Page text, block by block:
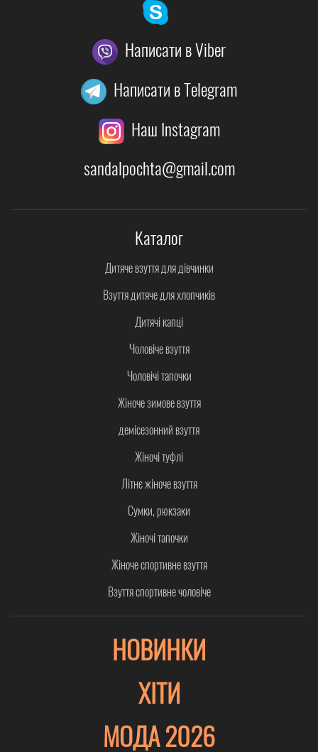
Написати в Viber
Написати в Telegram
Наш Instagram
sandalpochta@gmail.com
Каталог
Дитяче взуття для дівчинки
Взуття дитяче для хлопчиків
Дитячі капці
Чоловіче взуття
Чоловічі тапочки
Жіноче зимове взуття
демісезонний взуття
Жіночі туфлі
Літнє жіноче взуття
Сумки, рюкзаки
Жіночі тапочки
Жіноче спортивне взуття
Взуття спортивне чоловіче
НОВИНКИ
ХІТИ
МОДА 2026